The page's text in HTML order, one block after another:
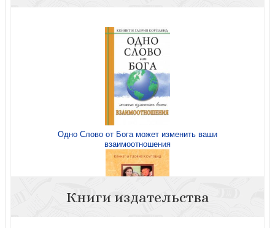
Одно Слово от Бога может изменить ваши
взаимоотношения
Книги издательства